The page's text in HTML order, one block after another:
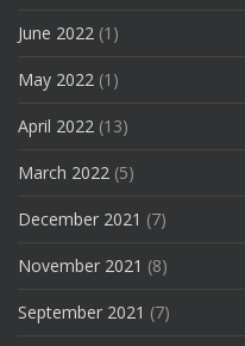
June 2022 (1)
May 2022 (1)
April 2022 (13)
March 2022 (5)
December 2021 (7)
November 2021 (8)
September 2021 (7)